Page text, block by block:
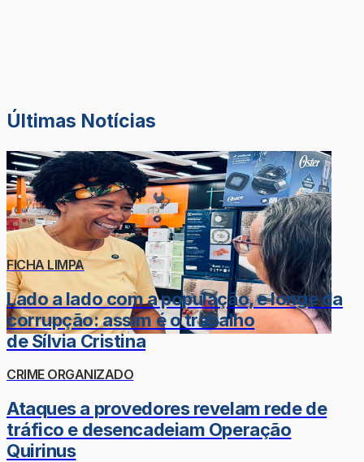
Últimas Notícias
FICHA LIMPA
Lado a lado com a população, e longe da
corrupção: assim é o trabalho
de Sílvia Cristina
CRIME ORGANIZADO
Ataques a provedores revelam rede de
tráfico e desencadeiam Operação
Quirinus